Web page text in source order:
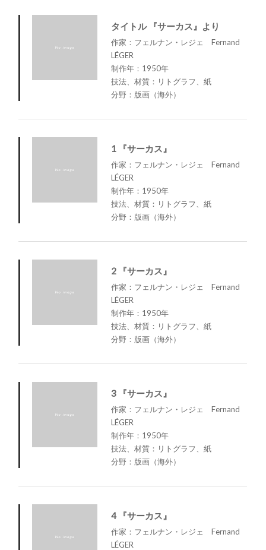
タイトル 『サーカス』より
作家：フェルナン・レジェ Fernand
LÉGER
制作年：1950年
技法、材質：リトグラフ、紙
分野：版画（海外）
1 『サーカス』
作家：フェルナン・レジェ Fernand
LÉGER
制作年：1950年
技法、材質：リトグラフ、紙
分野：版画（海外）
2 『サーカス』
作家：フェルナン・レジェ Fernand
LÉGER
制作年：1950年
技法、材質：リトグラフ、紙
分野：版画（海外）
3 『サーカス』
作家：フェルナン・レジェ Fernand
LÉGER
制作年：1950年
技法、材質：リトグラフ、紙
分野：版画（海外）
4 『サーカス』
作家：フェルナン・レジェ Fernand
LÉGER